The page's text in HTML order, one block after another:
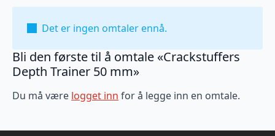
Det er ingen omtaler ennå.
Bli den første til å omtale «Crackstuffers
Depth Trainer 50 mm»
Du må være logget inn for å legge inn en omtale.